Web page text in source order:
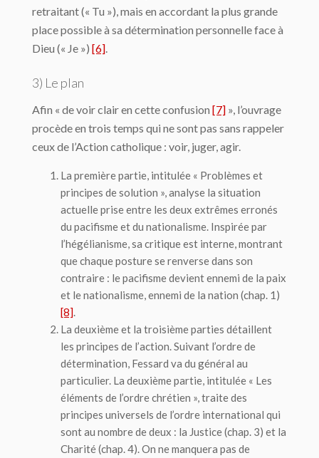
retraitant (« Tu »), mais en accordant la plus grande
place possible à sa détermination personnelle face à
Dieu (« Je ») [6]
3) Le plan
Afin « de voir clair en cette confusion [7] », l’ouvrage
procède en trois temps qui ne sont pas sans rappeler
ceux de l’Action catholique : voir, juger, agir.
La première partie, intitulée « Problèmes et
principes de solution », analyse la situation
actuelle prise entre les deux extrêmes erronés
du pacifisme et du nationalisme. Inspirée par
l’hégélianisme, sa critique est interne, montrant
que chaque posture se renverse dans son
contraire : le pacifisme devient ennemi de la paix
et le nationalisme, ennemi de la nation (chap. 1)
[8].
La deuxième et la troisième parties détaillent
les principes de l’action. Suivant l’ordre de
détermination, Fessard va du général au
particulier. La deuxième partie, intitulée « Les
éléments de l’ordre chrétien », traite des
principes universels de l’ordre international qui
sont au nombre de deux : la Justice (chap. 3) et la
Charité (chap. 4). On ne manquera pas de